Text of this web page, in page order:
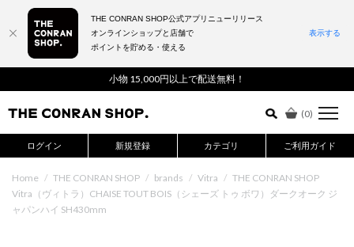
小物 15,000円以上で配送無料！
(0)
ログイン 新規登録 カテゴリ ご利用ガイド
詳細検索はこちら
Home / THE CONRAN SHOP / brands / Vitra / THE CONRAN SHOP
Vitra（ヴィトラ）CHAISE TOUT BOIS（シェーズ トゥ ボワ）ダークオーク ジ
ャパンハイ SH430mm
THE CONRAN SHOP公式アプリニューリリース
オンラインショップと店舗で
ポイントを貯める・使える
表示する